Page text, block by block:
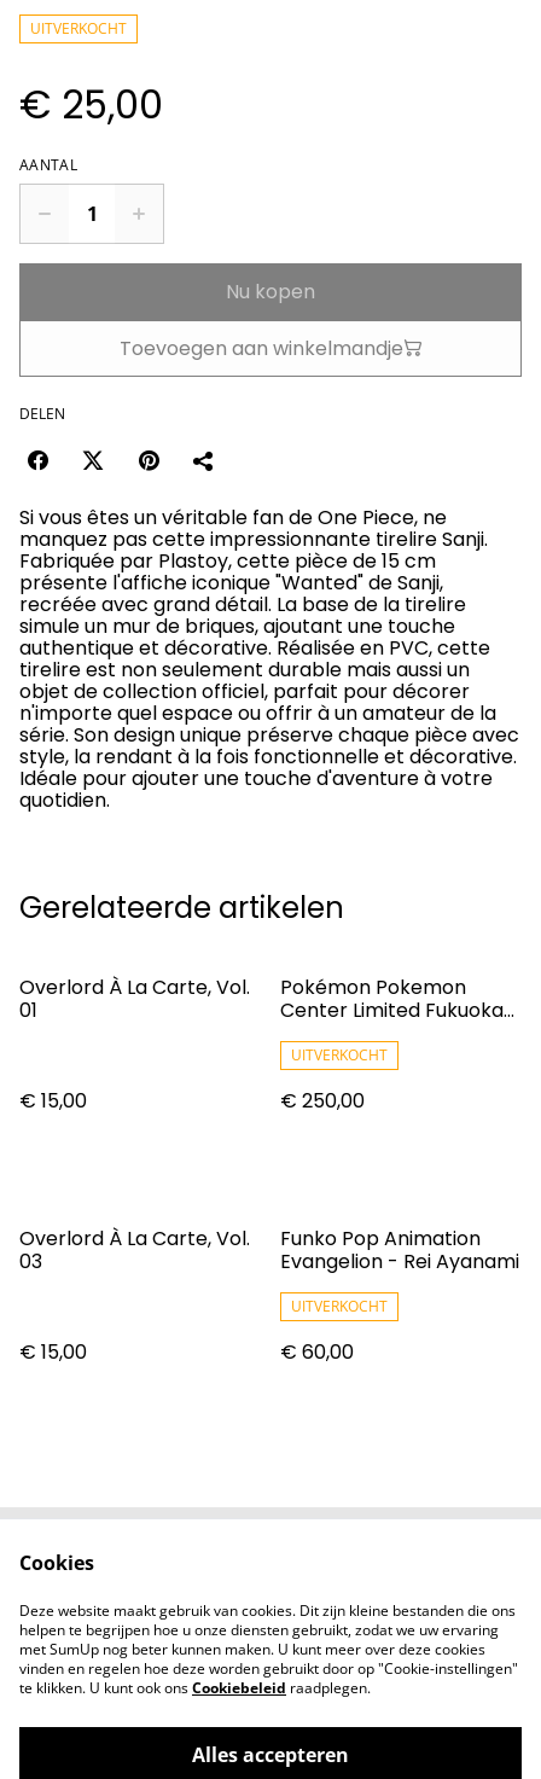
UITVERKOCHT
€ 25,00
AANTAL
Nu kopen
Toevoegen aan winkelmandje
DELEN
Si vous êtes un véritable fan de One Piece, ne
manquez pas cette impressionnante tirelire Sanji.
Fabriquée par Plastoy, cette pièce de 15 cm
présente l'affiche iconique "Wanted" de Sanji,
recréée avec grand détail. La base de la tirelire
simule un mur de briques, ajoutant une touche
authentique et décorative. Réalisée en PVC, cette
tirelire est non seulement durable mais aussi un
objet de collection officiel, parfait pour décorer
n'importe quel espace ou offrir à un amateur de la
série. Son design unique préserve chaque pièce avec
style, la rendant à la fois fonctionnelle et décorative.
Idéale pour ajouter une touche d'aventure à votre
quotidien.
Gerelateerde artikelen
Overlord À La Carte, Vol.
01
€ 15,00
Pokémon Pokemon
Center Limited Fukuoka
UITVERKOCHT
€ 250,00
Overlord À La Carte, Vol.
03
€ 15,00
Funko Pop Animation
Evangelion - Rei Ayanami
UITVERKOCHT
€ 60,00
Privacybeleid
Cookiebeleid
Nieuwsberichten
Cookies
Deze website maakt gebruik van cookies. Dit zijn kleine bestanden die ons
helpen te begrijpen hoe u onze diensten gebruikt, zodat we uw ervaring
met SumUp nog beter kunnen maken. U kunt meer over deze cookies
vinden en regelen hoe deze worden gebruikt door op "Cookie-instellingen"
te klikken. U kunt ook onsCookiebeleid raadplegen.
Alles accepteren